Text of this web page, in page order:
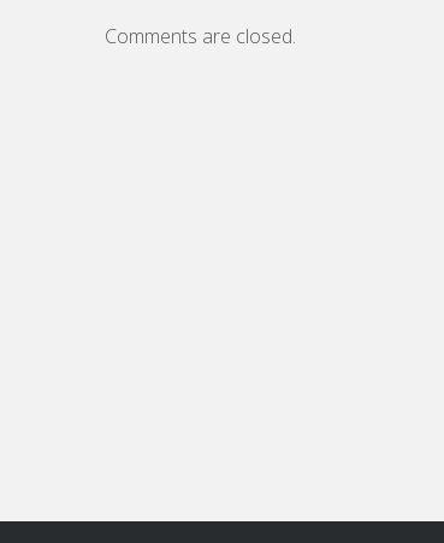
Comments are closed.